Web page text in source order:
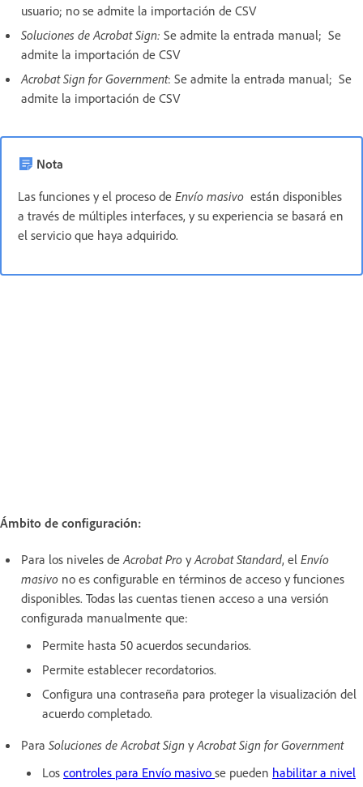
usuario; no se admite la importación de CSV
Soluciones de Acrobat Sign: Se admite la entrada manual; Se
admite la importación de CSV
Acrobat Sign for Government: Se admite la entrada manual; Se
admite la importación de CSV
Nota
Las funciones y el proceso de Envío masivo están disponibles
a través de múltiples interfaces, y su experiencia se basará en
el servicio que haya adquirido.
Ámbito de configuración:
Para los niveles deAcrobat Pro yAcrobat Standard, el Envío
masivo no es configurable en términos de acceso y funciones
disponibles. Todas las cuentas tienen acceso a una versión
configurada manualmente que:
Permite hasta 50 acuerdos secundarios.
Permite establecer recordatorios.
Configura una contraseña para proteger la visualización del
acuerdo completado.
Para Soluciones de Acrobat Sign yAcrobat Sign for Government
Los controles para Envío masivo se pueden habilitar a nivel